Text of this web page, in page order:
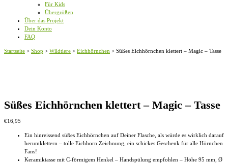
Für Kids
Übergrößen
Über das Projekt
Dein Konto
FAQ
Startseite > Shop > Wildtiere > Eichhörnchen > Süßes Eichhörnchen klettert – Magic – Tasse
Süßes Eichhörnchen klettert – Magic – Tasse
€16,95
Ein hinreissend süßes Eichhörnchen auf Deiner Flasche, als würde es wirklich darauf
herumklettern – tolle Eichhorn Zeichnung, ein schickes Geschenk für alle Hörnchen
Fans!
Keramiktasse mit C-förmigem Henkel – Handspülung empfohlen – Höhe 95 mm, Ø